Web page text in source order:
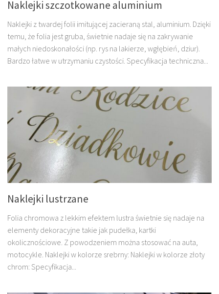
Naklejki szczotkowane aluminium
Naklejki z twardej folii imitującej zacieraną stal, aluminium. Dzięki
temu, że folia jest gruba, świetnie nadaje się na zakrywanie
małych niedoskonałości (np. rys na lakierze, wgłębień, dziur).
Bardzo łatwe w utrzymaniu czystości. Specyfikacja techniczna...
Naklejki lustrzane
Folia chromowa z lekkim efektem lustra świetnie się nadaje na
elementy dekoracyjne takie jak pudełka, kartki
okolicznościowe. Z powodzeniem można stosować na auta,
motocykle. Naklejki w kolorze srebrny: Naklejki w kolorze złoty
chrom: Specyfikacja...